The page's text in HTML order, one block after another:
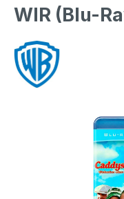
WIR (Blu-
Bildergalerie